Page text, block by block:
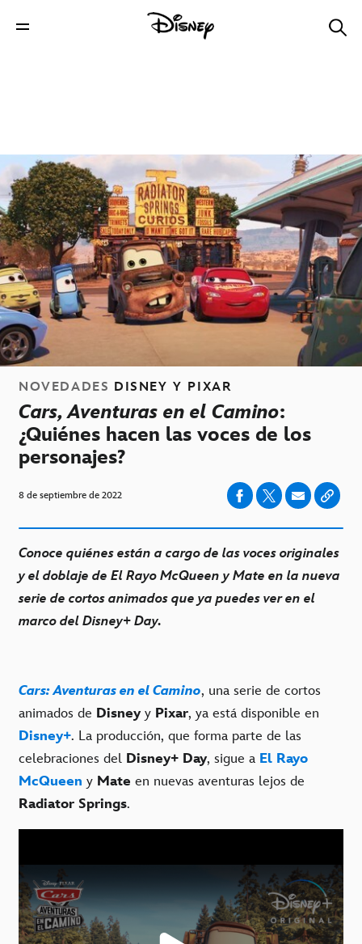
NOVEDADES DISNEY Y PIXAR
Cars, Aventuras en el Camino:
¿Quiénes hacen las voces de los
personajes?
8 de septiembre de 2022
Conoce quiénes están a cargo de las voces originales
y el doblaje de El Rayo McQueen y Mate en la nueva
serie de cortos animados que ya puedes ver en el
marco del Disney+ Day.
Cars: Aventuras en el Camino, una serie de cortos
animados de Disney y Pixar, ya está disponible en
Disney+. La producción, que forma parte de las
celebraciones del Disney+ Day, sigue a El Rayo
McQueen y Mate en nuevas aventuras lejos de
Radiator Springs.